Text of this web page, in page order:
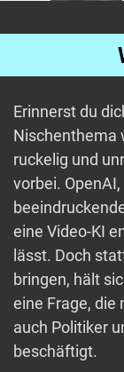
Erinnerst du
Nischenthema
ruckelig und
vorbei.
eine Video-KI
lässt. Doch
bringen, hält
eine Frage, die
auch Politiker
beschäftigt.